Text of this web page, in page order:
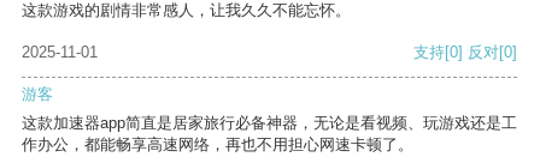
这款游戏的剧情非常感人，让我久久不能忘怀。
2025-11-01 支持[0] 反对[0]
游客
这款加速器app简直是居家旅行必备神器，无论是看视频、玩游戏还是工
作办公，都能畅享高速网络，再也不用担心网速卡顿了。